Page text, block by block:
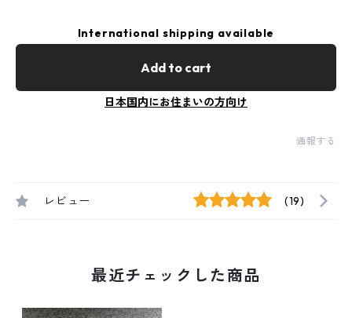
International shipping available
Add to cart
日本国内にお住まいの方向け
通報する
レビュー (19)
最近チェックした商品